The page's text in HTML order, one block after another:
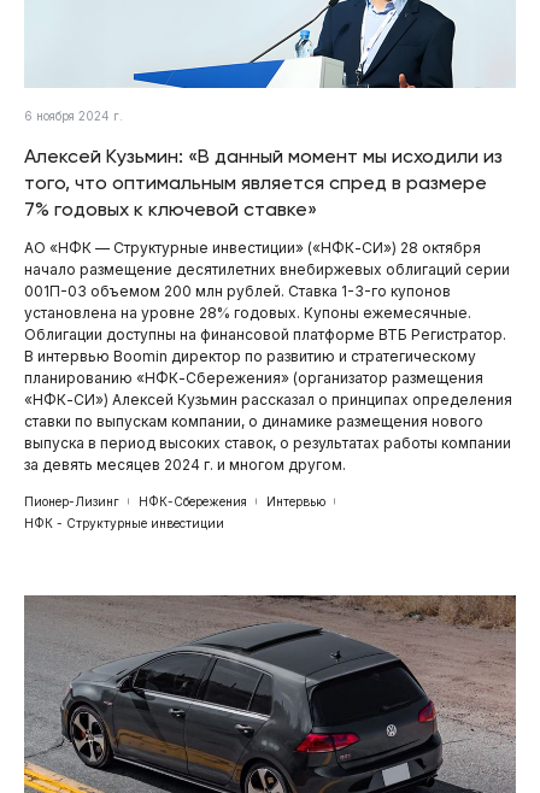
6 ноября 2024 г.
Алексей Кузьмин: «В данный момент мы исходили из
того, что оптимальным является спред в размере
7% годовых к ключевой ставке»
АО «НФК — Структурные инвестиции» («НФК-СИ») 28 октября
начало размещение десятилетних внебиржевых облигаций серии
001П-03 объемом 200 млн рублей. Ставка 1-3-го купонов
установлена на уровне 28% годовых. Купоны ежемесячные.
Облигации доступны на финансовой платформе ВТБ Регистратор.
В интервью Boomin директор по развитию и стратегическому
планированию «НФК-Сбережения» (организатор размещения
«НФК-СИ») Алексей Кузьмин рассказал о принципах определения
ставки по выпускам компании, о динамике размещения нового
выпуска в период высоких ставок, о результатах работы компании
за девять месяцев 2024 г. и многом другом.
Пионер-Лизинг НФК-Сбережения
Интервью
НФК - Структурные инвестиции